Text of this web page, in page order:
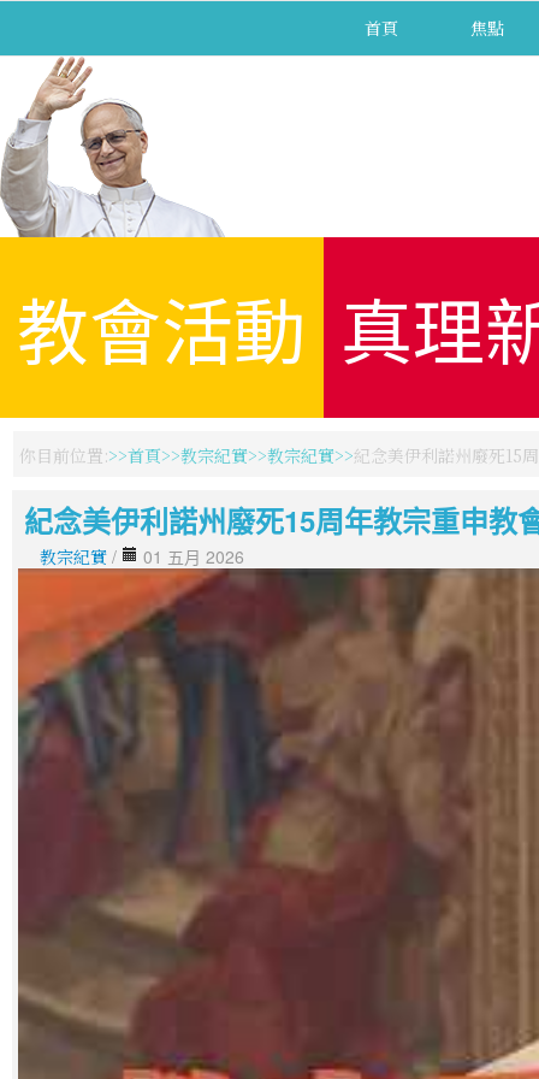
首頁 焦點
教會活動 真理
你目前位置: 首頁 教宗紀實 教宗紀實 紀念美伊利諾州廢死15
紀念美伊利諾州廢死15周年教宗重申教
教宗紀實 / 01 五月 2026